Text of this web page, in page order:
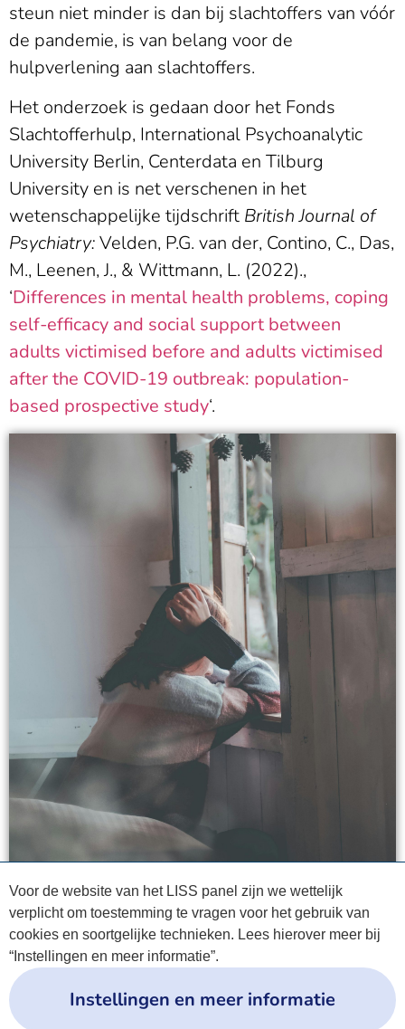
Voor de website van het LISS panel zijn we wettelijk
verplicht om toestemming te vragen voor het gebruik van
cookies en soortgelijke technieken. Lees hierover meer bij
“Instellingen en meer informatie”.
Instellingen en meer informatie
steun niet minder is dan bij slachtoffers van vóór
de pandemie, is van belang voor de
hulpverlening aan slachtoffers.
Het onderzoek is gedaan door het Fonds
Slachtofferhulp, International Psychoanalytic
University Berlin, Centerdata en Tilburg
University en is net verschenen in het
wetenschappelijke tijdschrift British Journal of
Psychiatry:Velden, P.G. van der, Contino, C., Das,
M., Leenen, J., & Wittmann, L. (2022).,
‘Differences in mental health problems, coping
self-efficacy and social support between
adults victimised before and adults victimised
after the COVID-19 outbreak: population-
based prospective study‘.